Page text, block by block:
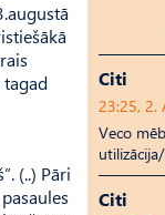
tagad
(..) Pāri
Citi
23:25, 2.
Veco
Citi